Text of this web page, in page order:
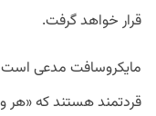
قرار خواهد گرفت.
قردتمند هستند که «هر